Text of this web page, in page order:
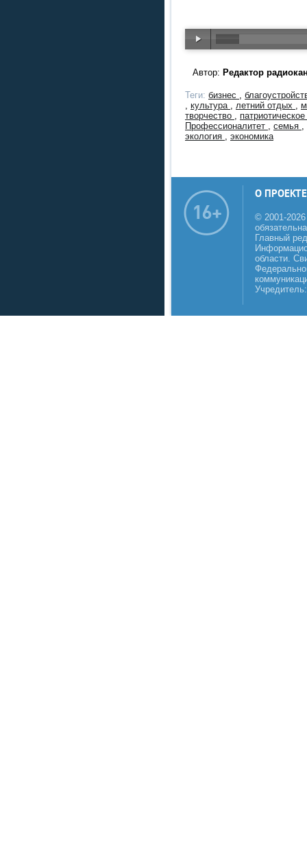
Автор: Редактор
Теги: бизнес ,
, культура , летний отдых ,
творчество ,
Профессионалитет , семья ,
экология , экономика
О ПРОЕКТЕ
© 2001-
Главный
области.